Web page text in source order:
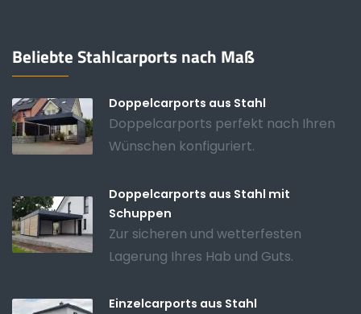
Beliebte Stahlcarports nach Maß
Doppelcarports aus Stahl
Doppelcarports perfekt nach Ihren
Wünschen konfiguriert.
Doppelcarports aus Stahl mit
Schuppen
Zur sicheren und wetterfesten
Lagerung Ihres Hab und Guts.
Einzelcarports aus Stahl